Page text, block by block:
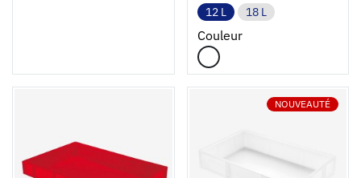
12 L 18 L
Couleur
NOUVEAUTÉ